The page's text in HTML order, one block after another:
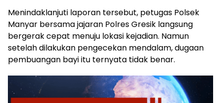
Menindaklanjuti laporan tersebut, petugas Polsek
Manyar bersama jajaran Polres Gresik langsung
bergerak cepat menuju lokasi kejadian. Namun
setelah dilakukan pengecekan mendalam, dugaan
pembuangan bayi itu ternyata tidak benar.